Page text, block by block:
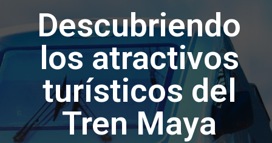
Descubriendo
los atractivos
turísticos del
Tren Maya